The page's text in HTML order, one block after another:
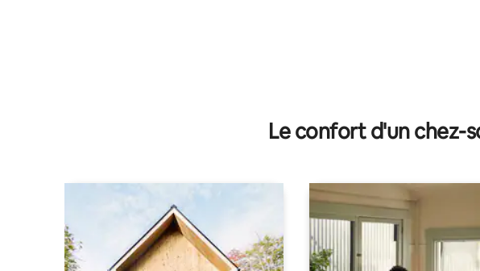
Le confort d'un chez-